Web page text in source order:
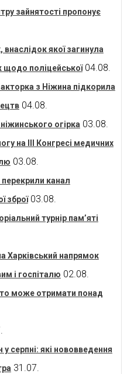
зайнятості пропонує
якої загинула
щодо поліцейської 04.08.
з Ніжина підкорила
04.08.
огірка 03.08.
на ІІІ Конгресі медичних
03.08.
перекрили канал
зброї 03.08.
турнір пам’яті
Харківський напрямок
і госпіталю 02.08.
може отримати понад
серпні: які нововведення
31.07.